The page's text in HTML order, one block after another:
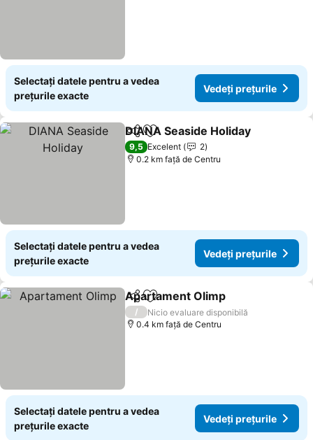
Selectați datele pentru a vedea
prețurile exacte
Vedeți prețurile
DistribuițiAdăugaţi la favorite
DIANA Seaside Holiday
9,5 Excelent
2
0.2 km faţă de Centru
Selectați datele pentru a vedea
prețurile exacte
Vedeți prețurile
DistribuițiAdăugaţi la favorite
Apartament Olimp
/
Nicio evaluare disponibilă
0.4 km faţă de Centru
Selectați datele pentru a vedea
prețurile exacte
Vedeți prețurile